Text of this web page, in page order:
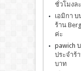
ชั่วโมงล
เอมิกา บ
ร้าน
ค่ะ
pawich
ประจำร้
บาท